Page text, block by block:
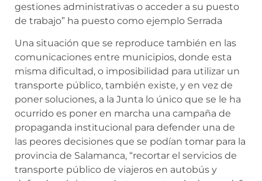
gestiones administrativas o acceder a su puesto
de trabajo” ha puesto como ejemplo Serrada
Una situación que se reproduce también en las
comunicaciones entre municipios, donde esta
misma dificultad, o imposibilidad para utilizar un
transporte público, también existe, y en vez de
poner soluciones, a la Junta lo único que se le ha
ocurrido es poner en marcha una campaña de
propaganda institucional para defender una de
las peores decisiones que se podían tomar para la
provincia de Salamanca, “recortar el servicios de
transporte público de viajeros en autobús y